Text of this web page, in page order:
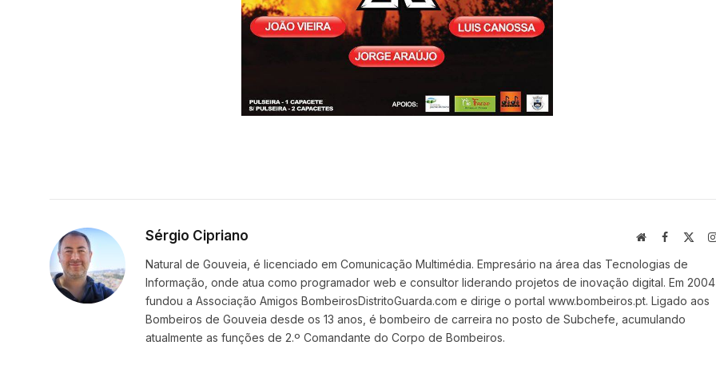
Sérgio Cipriano WebsiteFacebook
Natural de Gouveia, é licenciado em Comunicação Multimédia. Empresário na área das Tecnologias de
Informação, onde atua como programador web e consultor liderando projetos de inovação digital. Em 2004
fundou a Associação Amigos BombeirosDistritoGuarda.com e dirige o portal www.bombeiros.pt. Ligado aos
Bombeiros de Gouveia desde os 13 anos, é bombeiro de carreira no posto de Subchefe, acumulando
atualmente as funções de 2.º Comandante do Corpo de Bombeiros.